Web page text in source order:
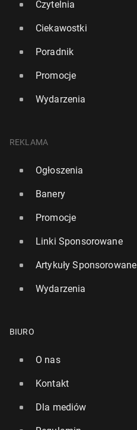
Czytelnia
Ciekawostki
Poradnik
Promocje
Wydarzenia
REKLAMA
Ogłoszenia
Banery
Promocje
Linki Sponsorowane
Artykuły Sponsorowane
Wydarzenia
BIURO
O nas
Kontakt
Dla mediów